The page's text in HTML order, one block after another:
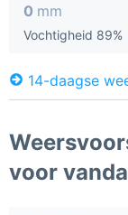
0 mm
Vochtigheid 89%
14-daagse
voor